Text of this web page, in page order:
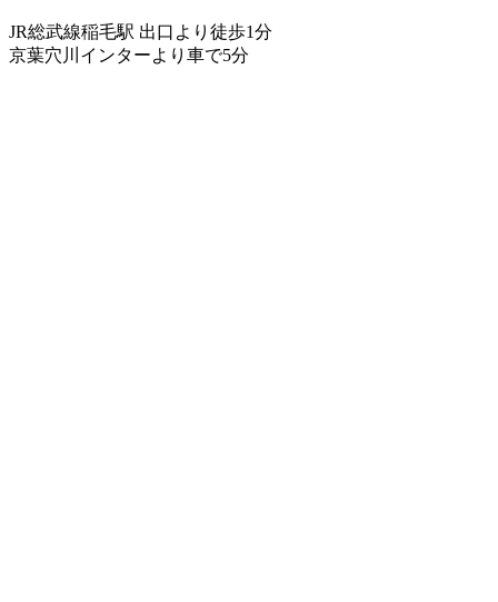
JR総武線稲毛駅 出口より徒歩1分
京葉穴川インターより車で5分